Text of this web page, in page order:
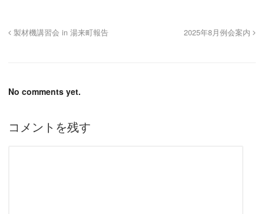
製材機講習会 in 湯来町報告 2025年8月例会案内
No comments yet.
コメントを残す